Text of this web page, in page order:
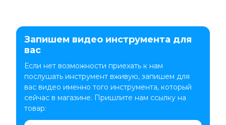
Запишем видео инструмента для
вас
Если нет возможности приехать к нам
послушать инструмент вживую, запишем для
вас видео именно того инструмента, который
сейчас в магазине. Пришлите нам ссылку на
товар: